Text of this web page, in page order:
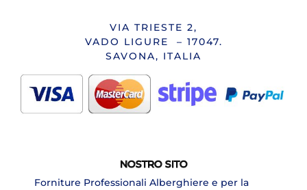
VIA TRIESTE 2,
VADO LIGURE – 17047.
SAVONA, ITALIA
NOSTRO SITO
Forniture Professionali Alberghiere e per la